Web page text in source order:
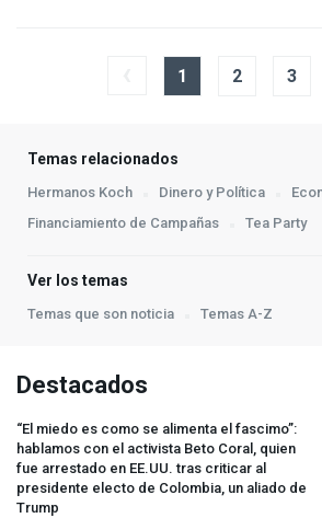
1 2 3
Temas relacionados
Hermanos Koch Dinero y Política
Financiamiento de Campañas
Tea Party
Ver los temas
Temas que son noticia Temas A-Z
Destacados
“El miedo es como se alimenta el fascimo”:
hablamos con el activista Beto Coral, quien
fue arrestado en EE.UU. tras criticar al
presidente electo de Colombia, un aliado de
Trump